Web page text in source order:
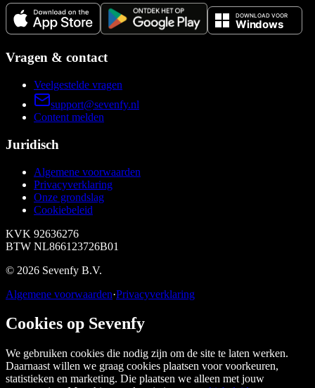
Vragen & contact
Veelgestelde vragen
support@sevenfy.nl
Content melden
Juridisch
Algemene voorwaarden
Privacyverklaring
Onze grondslag
Cookiebeleid
KVK 92636276
BTW NL866123726B01
© 2026 Sevenfy B.V.
Algemene voorwaarden·Privacyverklaring
Cookies op Sevenfy
We gebruiken cookies die nodig zijn om de site te laten werken.
Daarnaast willen we graag cookies plaatsen voor voorkeuren,
statistieken en marketing. Die plaatsen we alleen met jouw